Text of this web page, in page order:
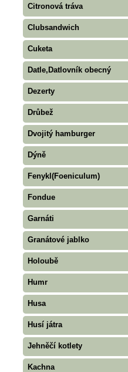
Citronová tráva
Clubsandwich
Cuketa
Datle,Datlovník obecný
Dezerty
Drůbež
Dvojitý hamburger
Dýně
Fenykl(Foeniculum)
Fondue
Garnáti
Granátové jablko
Holoubě
Humr
Husa
Husí játra
Jehněčí kotlety
Kachna